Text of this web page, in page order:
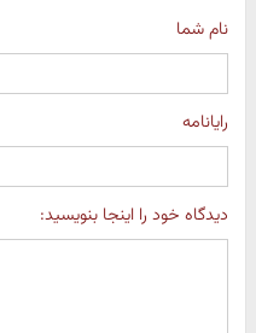
نام شما
رایانامه
دیدگاه خود را اینجا بنویسید: